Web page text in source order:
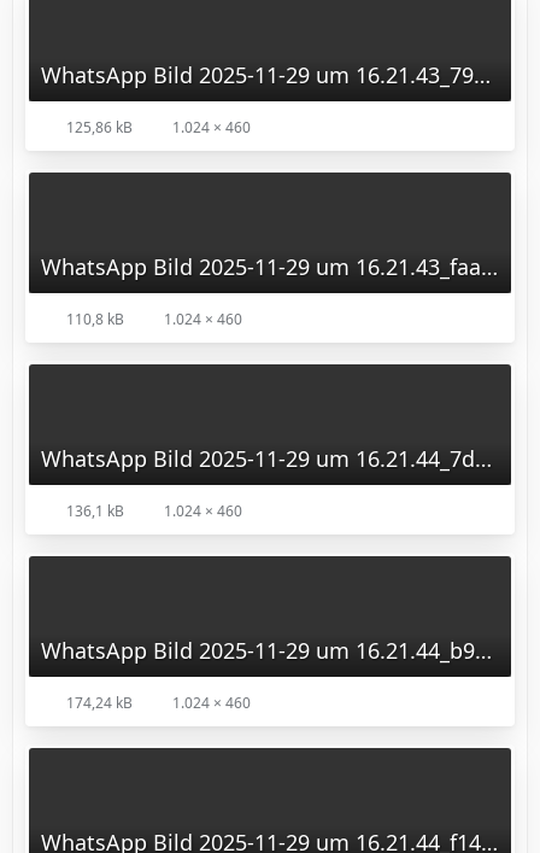
WhatsApp Bild 2025-11-29 um 16.21.43_7960841b.jpg
125,86 kB 1.024 × 460
WhatsApp Bild 2025-11-29 um 16.21.43_faa63d08.jpg
110,8 kB 1.024 × 460
WhatsApp Bild 2025-11-29 um 16.21.44_7ddb74c5.jpg
136,1 kB 1.024 × 460
WhatsApp Bild 2025-11-29 um 16.21.44_b99f1fe5.jpg
174,24 kB 1.024 × 460
WhatsApp Bild 2025-11-29 um 16.21.44_f148e8ef.jpg